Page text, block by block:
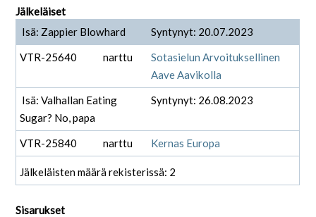
Jälkeläiset
Isä: Zappier Blowhard
Syntynyt: 20.07.2023
VTR-25640
narttu
Sotasielun Arvoituksellinen
Aave Aavikolla
Isä: Valhallan Eating
Sugar? No, papa
Syntynyt: 26.08.2023
VTR-25840 narttu Kernas Europa
Jälkeläisten määrä rekisterissä: 2
Sisarukset